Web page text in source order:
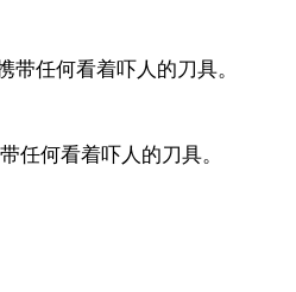
任何看着吓人的刀具。
任何看着吓人的刀具。